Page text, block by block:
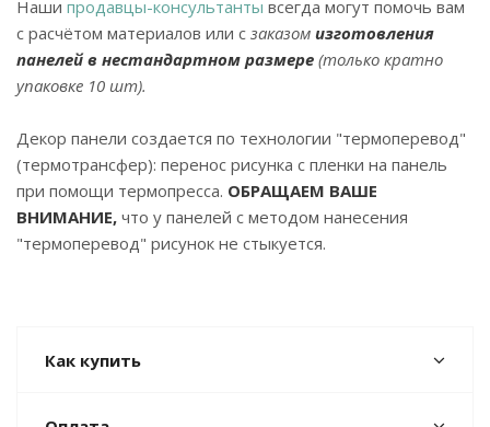
Наши продавцы-консультанты всегда могут помочь вам
с расчётом материалов или с заказом изготовления
панелей в нестандартном размере (только кратно
упаковке 10 шт).
Декор панели создается по технологии "термоперевод"
(термотрансфер): перенос рисунка с пленки на панель
при помощи термопресса. ОБРАЩАЕМ ВАШЕ
ВНИМАНИЕ, что у панелей с методом нанесения
"термоперевод" рисунок не стыкуется.
Как купить